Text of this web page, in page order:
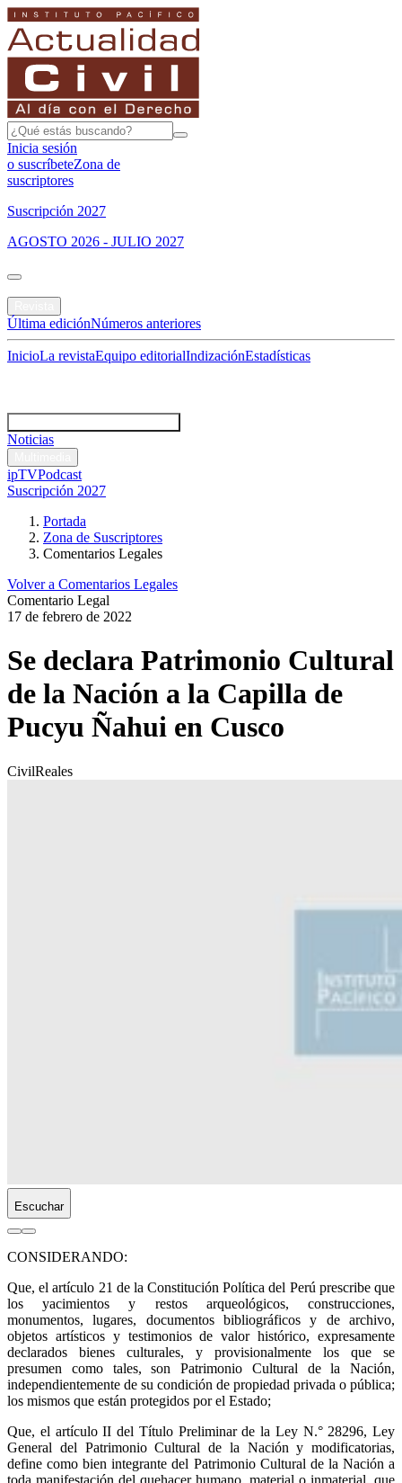
Inicia sesión
o suscríbeteZona de
suscriptores
Suscripción 2027
AGOSTO 2026 - JULIO 2027
Última ediciónNúmeros anteriores
InicioLa revistaEquipo editorialIndizaciónEstadísticas
Noticias
ipTVPodcast
Suscripción 2027
Portada
Zona de Suscriptores
Comentarios Legales
Volver a Comentarios Legales
Comentario Legal
17 de febrero de 2022
Se declara Patrimonio Cultural
de la Nación a la Capilla de
Pucyu Ñahui en Cusco
CivilReales
Escuchar
CONSIDERANDO:
Que, el artículo 21 de la Constitución Política del Perú prescribe que
los yacimientos y restos arqueológicos, construcciones,
monumentos, lugares, documentos bibliográficos y de archivo,
objetos artísticos y testimonios de valor histórico, expresamente
declarados bienes culturales, y provisionalmente los que se
presumen como tales, son Patrimonio Cultural de la Nación,
independientemente de su condición de propiedad privada o pública;
los mismos que están protegidos por el Estado;
Que, el artículo II del Título Preliminar de la Ley N.° 28296, Ley
General del Patrimonio Cultural de la Nación y modificatorias,
define como bien integrante del Patrimonio Cultural de la Nación a
toda manifestación del quehacer humano, material o inmaterial, que